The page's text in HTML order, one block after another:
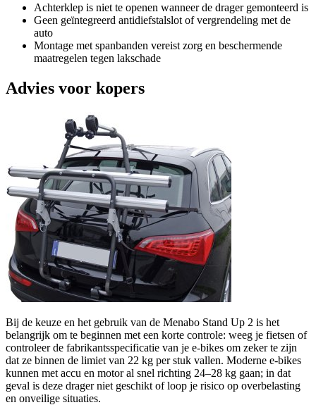
Achterklep is niet te openen wanneer de drager gemonteerd is
Geen geïntegreerd antidiefstalslot of vergrendeling met de
auto
Montage met spanbanden vereist zorg en beschermende
maatregelen tegen lakschade
Advies voor kopers
Bij de keuze en het gebruik van de Menabo Stand Up 2 is het
belangrijk om te beginnen met een korte controle: weeg je fietsen of
controleer de fabrikantsspecificatie van je e-bikes om zeker te zijn
dat ze binnen de limiet van 22 kg per stuk vallen. Moderne e-bikes
kunnen met accu en motor al snel richting 24–28 kg gaan; in dat
geval is deze drager niet geschikt of loop je risico op overbelasting
en onveilige situaties.